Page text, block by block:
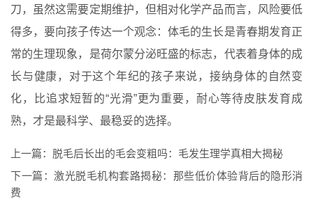
刀，虽然这需要定期维护，但相对化学产品而言，风险要低
得多，要向孩子传达一个观念：体毛的生长是青春期发育正
常的生理现象，是荷尔蒙分泌旺盛的标志，代表着身体的成
长与健康，对于这个年纪的孩子来说，接纳身体的自然变
化，比追求短暂的“光滑”更为重要，耐心等待皮肤发育成
熟，才是最科学、最稳妥的选择。
上一篇： 脱毛后长出的毛会变粗吗：毛发生理学真相大揭秘
下一篇： 激光脱毛机构套路揭秘：那些低价体验背后的隐形消
费